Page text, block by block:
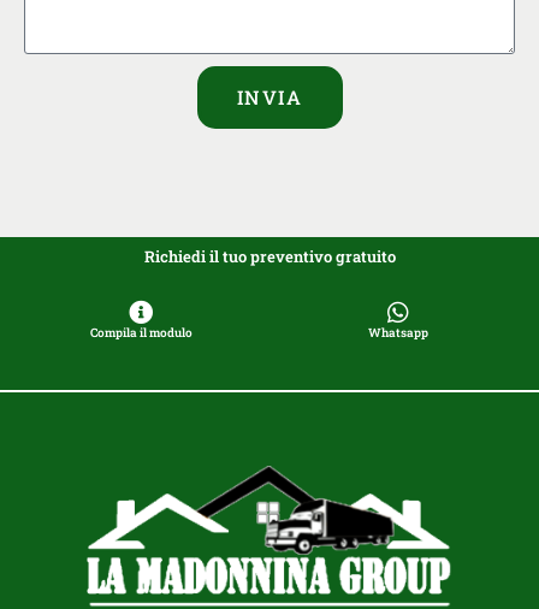
INVIA
Richiedi il tuo preventivo gratuito
Compila il modulo Whatsapp